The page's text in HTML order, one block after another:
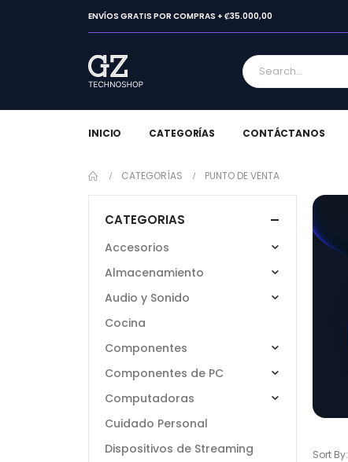
ENVÍOS GRATIS POR COMPRAS + ₡35.000,00
INICIO CATEGORÍAS CONTÁCTANOS
CATEGORÍAS PUNTO DE VENTA
Sort By:
CATEGORIAS
Accesorios
Almacenamiento
Audio y Sonido
Cocina
Componentes
Componentes de PC
Computadoras
Cuidado Personal
Dispositivos de Streaming